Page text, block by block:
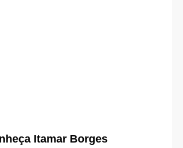
Itamar Borges